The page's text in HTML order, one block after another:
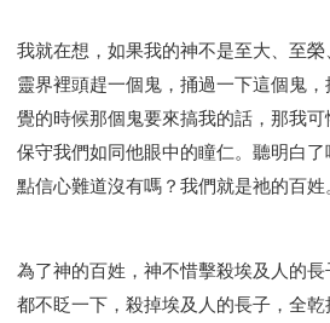
我就在想，如果我的神不是至大、至
靈界裡頭趕一個鬼，捅過一下這個鬼
覺的時候那個鬼要來搞我的話，那我
保守我們如同他眼中的瞳仁。聽明白
點信心難道沒有嗎？我們就是祂的百姓
為了神的百姓，神不惜擊殺埃及人的
都不眨一下，殺掉埃及人的長子，全